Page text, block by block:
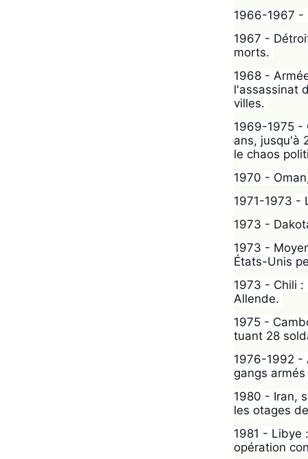
1966-1967 -
1967 -
morts.
1968 -
l'assassinat
villes.
1969-1975 -
ans, jusqu'à
le chaos
1970 -
1971-1973 -
1973 -
1973 -
États-Unis
1973 - Chili
Allende.
1975 -
tuant 28
1976-1992 -
gangs
1980 - Iran,
les otages
1981 - Libye
opération